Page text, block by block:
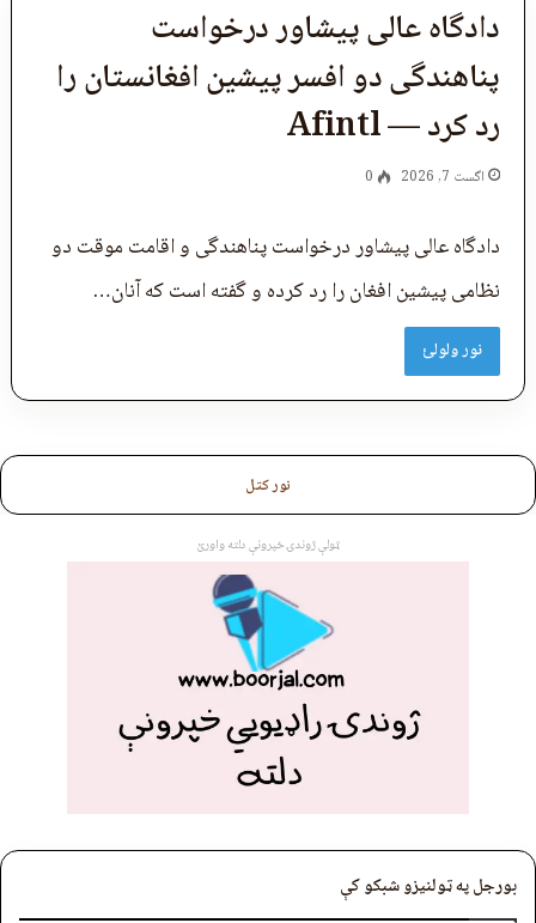
دادگاه عالی پیشاور درخواست
پناهندگی دو افسر پیشین افغانستان را
رد کرد — Afintl
اگست 7, 2026 0
دادگاه عالی پیشاور درخواست پناهندگی و اقامت موقت دو
نظامی پیشین افغان را رد کرده و گفته است که آنان…
نور ولولئ
نور کتل
ټولې ژوندۍ خپرونې دلته واورئ
بورجل په ټولنیزو شبکو کې